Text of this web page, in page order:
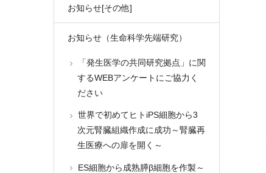
お知らせ[その他]
お知らせ（生命科学先端研究）
「発生医学の共同研究拠点」に関
するWEBアンケートにご協力く
ださい
世界で初めてヒトiPS細胞から3
次元腎臓組織作成に成功～腎臓再
生医療への扉を開く～
ES細胞から成熟膵β細胞を作製～